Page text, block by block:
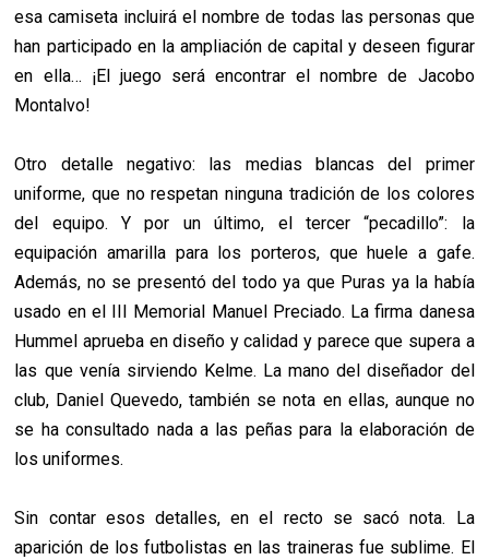
esa camiseta incluirá el nombre de todas las personas que
han participado en la ampliación de capital y deseen figurar
en ella… ¡El juego será encontrar el nombre de Jacobo
Montalvo!
Otro detalle negativo: las medias blancas del primer
uniforme, que no respetan ninguna tradición de los colores
del equipo. Y por un último, el tercer “pecadillo”: la
equipación amarilla para los porteros, que huele a gafe.
Además, no se presentó del todo ya que Puras ya la había
usado en el III Memorial Manuel Preciado. La firma danesa
Hummel aprueba en diseño y calidad y parece que supera a
las que venía sirviendo Kelme. La mano del diseñador del
club, Daniel Quevedo, también se nota en ellas, aunque no
se ha consultado nada a las peñas para la elaboración de
los uniformes.
Sin contar esos detalles, en el recto se sacó nota. La
aparición de los futbolistas en las traineras fue sublime. El